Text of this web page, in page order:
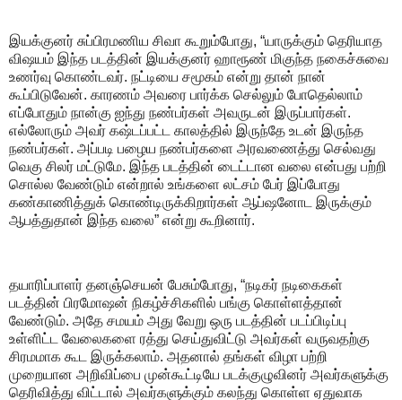
இயக்குனர் சுப்பிரமணிய சிவா கூறும்போது, “யாருக்கும் தெரியாத
விஷயம் இந்த படத்தின் இயக்குனர் ஹாரூண் மிகுந்த நகைச்சுவை
உணர்வு கொண்டவர். நட்டியை சமூகம் என்று தான் நான்
கூப்பிடுவேன். காரணம் அவரை பார்க்க செல்லும் போதெல்லாம்
எப்போதும் நான்கு ஐந்து நண்பர்கள் அவருடன் இருப்பார்கள்.
எல்லோரும் அவர் கஷ்டப்பட்ட காலத்தில் இருந்தே உடன் இருந்த
நண்பர்கள். அப்படி பழைய நண்பர்களை அரவணைத்து செல்வது
வெகு சிலர் மட்டுமே. இந்த படத்தின் டைட்டான வலை என்பது பற்றி
சொல்ல வேண்டும் என்றால் உங்களை லட்சம் பேர் இப்போது
கண்காணித்துக் கொண்டிருக்கிறார்கள் ஆப்ஷனோட இருக்கும்
ஆபத்துதான் இந்த வலை” என்று கூறினார்.
தயாரிப்பாளர் தனஞ்செயன் பேசும்போது, “நடிகர் நடிகைகள்
படத்தின் பிரமோஷன் நிகழ்ச்சிகளில் பங்கு கொள்ளத்தான்
வேண்டும். அதே சமயம் அது வேறு ஒரு படத்தின் படப்பிடிப்பு
உள்ளிட்ட வேலைகளை ரத்து செய்துவிட்டு அவர்கள் வருவதற்கு
சிரமமாக கூட இருக்கலாம். அதனால் தங்கள் விழா பற்றி
முறையான அறிவிப்பை முன்கூட்டியே படக்குழுவினர் அவர்களுக்கு
தெரிவித்து விட்டால் அவர்களுக்கும் கலந்து கொள்ள ஏதுவாக